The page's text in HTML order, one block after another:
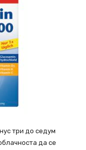
три до седум
да се